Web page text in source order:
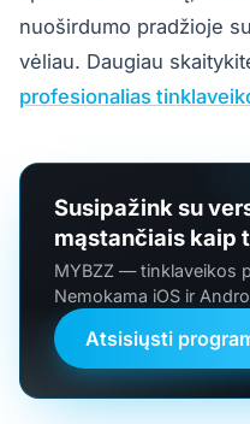
nuoširdumo pradžioje
vėliau. Daugiau
profesionalias
Susipažink su
mąstančiais kaip
MYBZZ — tinklaveikos
Nemokama iOS ir
Atsisiųsti